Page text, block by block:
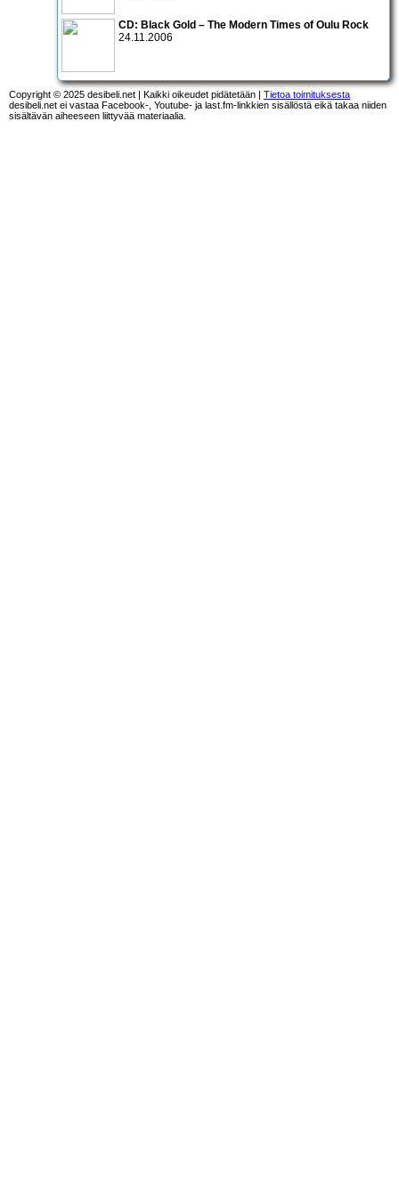
CD: Black Gold – The Modern Times of Oulu Rock
24.11.2006
Copyright © 2025 desibeli.net | Kaikki oikeudet pidätetään | Tietoa toimituksesta
desibeli.net ei vastaa Facebook-, Youtube- ja last.fm-linkkien sisällöstä eikä takaa niiden
sisältävän aiheeseen liittyvää materiaalia.